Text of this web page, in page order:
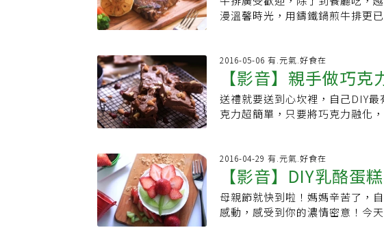
路往前，除了寫食譜、教學、做
麵食手藝傳下去，還找來小女兒
如何才能找到可以做一輩子的興
「行」字，「想做什麼就去做，
紀走到什麼階段，都要不斷學習
得有意義。原文：70歲變百萬點
60分就很不錯囉
者參考，如對某些食材過敏者請
韓綜美食：炸醬麵、糖餅。新手食
加入粉絲專頁！ 用橘世代的熱情
橘、好學橘」等主題，為第二人
加入
煮沸後，以小湯匙挖起步驟1料的
入步驟2料，約煮3分鐘。4.煮好
智症的預防內容。平岡淳子（料
孩童也能安心食用的安全節令食
版！ 就是這麼簡單「早上只要
摘自《雞蛋減重：豐富的蛋白質
做出外食感／利用「主婦神器」變身出一桌豪華
世代的熱情彼此鼓勵打氣，展開
為第二人生做足功課，活出精彩
輕易切開就OK。CHEF KAI’S
材，在炒醬後放入蝦子、中卷、
餅」我以前上課的時候，糖餅的
時的口味裡面只有包黑糖。現在
是像釜山糖餅，包糖之外，還會
子出的糖餅預拌粉，可是我很鼓
鹽 5g工具：壓糖餅器（可用寬扁
150g、肉桂粉 5g、堅果 100g（
巧克力醬 60g、糖粉 5g料理步
粉。取一個大碗，過篩高筋麵粉
切丁備用。7、 最後取一碗量的
雞肉與蔬菜料拌勻盛盤即可。秘
發，以增加酥脆感。若想讓食物
材，這樣才能讓食材油炸時均勻
啤酒，就是這道料理最好的餐酒
肉片 200g、鹽 適量、白胡椒粉
做法：1、 先將豬里肌肉以刀背
切圈狀；鼠尾草切碎備用；製作
接下來分別將豬排與洋蔥圈，依
鍋，以180°C葵花油炸豬排3分
粉、鼠尾草。秘訣：啤酒麵糊拌
會消耗，若炸多次後油減少太多
烤不熟，和太薄容易烤焦的蔬菜
筍、櫛瓜等等。2.可和蔬菜一起
煮一道肉類料理，省時省力。● 食材：球芽甘藍 25個
油 適量鹽 適量義式香料 適量● 步驟：1.茄子切成厚片，水果彩椒去籽切小片，
球芽甘藍直接使用或切對半。2.
均勻受熱。本文摘自《零壓力！
出版】 歡迎加入橘世代社團 一群關愛自己、健康生活的熟齡世代，用橘世代的熱
情彼此鼓勵打氣，分享養身保健
第二人生做足功課，活出精彩活
～10 隻、青蔥1 支、鮮香菇4 朵
1小匙、胡椒粉少許、調味料、
調味料炒出香氣，倒入白米與水
的蛋汁，趁熱以飯匙快速攪拌均
鐘，打開即可品嘗。備註：按鈕
香酥內綿密 法式吐司】吸飽蛋汁
匙、牛奶3大匙、奶油1大匙、糖
糖，混勻成蛋奶汁。2.吐司去邊
微電鍋內鍋放入奶油，按下「再
微焦金黃，灑糖粉即可。●小秘
來口感會更棒。【消夜：夜市小
漫溫馨時光，用鑄鐵鍋煎牛排更
分鐘即可，這樣的做法可以鎖住
箱，壓壓看牛排軟硬度。薄牛排
橫紋的對角，右上至左下方向，
後，另一面煎法相同，即可出現
指與4隻手指相觸，摸摸看拇指下
藍帶親子講師，擅長親子料理，
臉書雙爸私廚
2016-05-06 有.元氣.好食在
【影音】親手做巧
送禮就要送到心坎裡，自己DIY
克力超簡單，只要將巧克力融化
法：1.先將杏仁果切小塊烤過或
融化。3.分別加入果乾和杏仁果
塊或切塊即可。Tips 可用喜歡的
擅長多種創意料理，獲選《天下
習，目前擔任《康健》雜誌、
2016-04-29 有.元氣.好食在
【影音】DIY乳酪蛋
母親節就快到啦！媽媽辛苦了，
感動，感受到你的濃情密意！今